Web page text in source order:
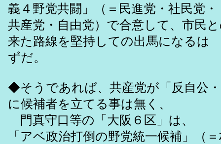
義４野党共闘」（＝民進党・社民党・
共産党・自由党）で合意して、市民
来た路線を堅持しての出馬になるは
ずだ。
◆そうであれば、共産党が「反自公
に候補者を立てる事は無く、
門真守口等の「大阪６区」は、
「アベ政治打倒の野党統一候補」（